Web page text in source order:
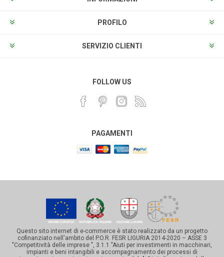
PROFILO
SERVIZIO CLIENTI
FOLLOW US
PAGAMENTI
Questo sito internet di e-commerce è stato realizzato da un progetto
cofinanziato nell'ambito del P.O.R. FESR LIGURIA 2014-2020 – ASSE 3
"Competitività delle imprese ", 3.1.1 "Aiuti per investimenti in macchinari,
impianti e beni intangibili e accompagnamento dei processi di